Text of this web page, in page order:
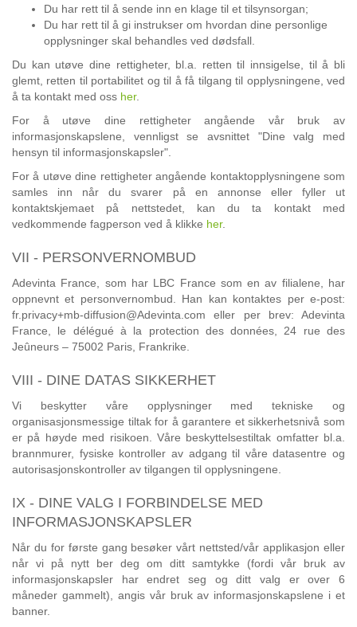
Du har rett til å sende inn en klage til et tilsynsorgan;
Du har rett til å gi instrukser om hvordan dine personlige
opplysninger skal behandles ved dødsfall.
Du kan utøve dine rettigheter, bl.a. retten til innsigelse, til å bli
glemt, retten til portabilitet og til å få tilgang til opplysningene, ved
å ta kontakt med oss her.
For å utøve dine rettigheter angående vår bruk av
informasjonskapslene, vennligst se avsnittet "Dine valg med
hensyn til informasjonskapsler".
For å utøve dine rettigheter angående kontaktopplysningene som
samles inn når du svarer på en annonse eller fyller ut
kontaktskjemaet på nettstedet, kan du ta kontakt med
vedkommende fagperson ved å klikke her.
VII - PERSONVERNOMBUD
Adevinta France, som har LBC France som en av filialene, har
oppnevnt et personvernombud. Han kan kontaktes per e-post:
fr.privacy+mb-diffusion@Adevinta.com eller per brev: Adevinta
France, le délégué à la protection des données, 24 rue des
Jeûneurs – 75002 Paris, Frankrike.
VIII - DINE DATAS SIKKERHET
Vi beskytter våre opplysninger med tekniske og
organisasjonsmessige tiltak for å garantere et sikkerhetsnivå som
er på høyde med risikoen. Våre beskyttelsestiltak omfatter bl.a.
brannmurer, fysiske kontroller av adgang til våre datasentre og
autorisasjonskontroller av tilgangen til opplysningene.
IX - DINE VALG I FORBINDELSE MED
INFORMASJONSKAPSLER
Når du for første gang besøker vårt nettsted/vår applikasjon eller
når vi på nytt ber deg om ditt samtykke (fordi vår bruk av
informasjonskapsler har endret seg og ditt valg er over 6
måneder gammelt), angis vår bruk av informasjonskapslene i et
banner.